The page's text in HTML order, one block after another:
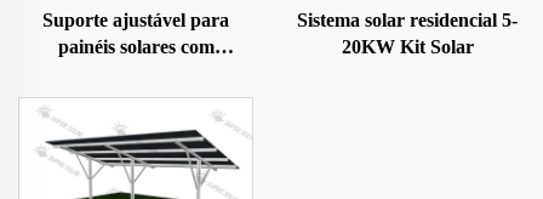
Suporte ajustável para
painéis solares com
solo/telhado/quintal
Sistema solar residencial 5-
20KW Kit Solar